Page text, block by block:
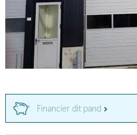
Financier dit pand